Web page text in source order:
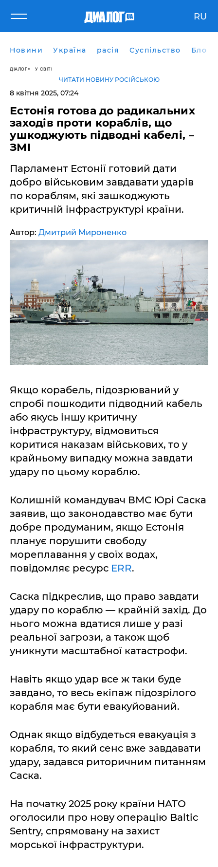
RU
Новини Україна расія Суспільство Блоги
ДІАЛОГ У СВІТІ
ЧИТАТИ НОВИНУ РОСІЙСЬКОЮ
8 квітня 2025, 07:24
Естонія готова до радикальних
заходів проти кораблів, що
ушкоджують підводні кабелі, –
ЗМІ
Парламент Естонії готовий дати
добро військовим завдавати ударів
по кораблям, які зашкоджують
критичній інфраструктурі країни.
Автор: Дмитрий Мироненко
Якщо корабель, підозрюваний у
спробі пошкодити підводний кабель
або якусь іншу критичну
інфраструктуру, відмовиться
коритися наказам військових, то у
крайньому випадку можна завдати
удару по цьому кораблю.
Колишній командувач ВМС Юрі Саска
заявив, що законодавство має бути
добре продуманим, якщо Естонія
планує порушити свободу
мореплавання у своїх водах,
повідомляє ресурс ERR.
Саска підкреслив, що право завдати
удару по кораблю — крайній захід. До
нього можна вдатися лише у разі
реальної загрози, а також щоб
уникнути масштабної катастрофи.
Навіть якщо удар все ж таки буде
завдано, то весь екіпаж підозрілого
корабля має бути евакуйований.
Однак якщо відбудеться евакуація з
корабля, то який сенс вже завдавати
удару, задався риторичним питанням
Саска.
На початку 2025 року країни НАТО
оголосили про нову операцію Baltic
Sentry, спрямовану на захист
морської інфраструктури.